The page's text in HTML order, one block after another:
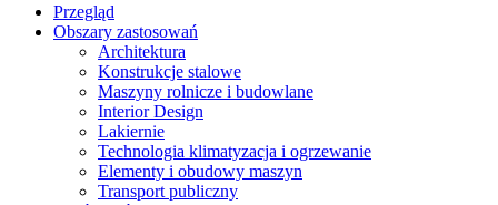
Przegląd
Obszary zastosowań
Architektura
Konstrukcje stalowe
Maszyny rolnicze i budowlane
Interior Design
Lakiernie
Technologia klimatyzacja i ogrzewanie
Elementy i obudowy maszyn
Transport publiczny